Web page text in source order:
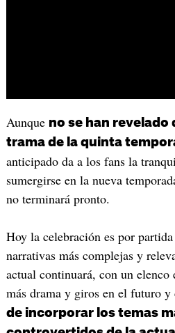
Aunque no se han revelado
trama de la quinta
anticipado da a los fans la
sumergirse en la nueva
no terminará pronto.
Hoy la celebración es por
narrativas más complejas y
actual continuará, con un elenco
más drama y giros en el futuro y
de incorporar los temas